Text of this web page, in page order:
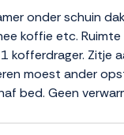
onder schuin
koffie etc.
kofferdrager. Zitje
moest ander
bed. Geen